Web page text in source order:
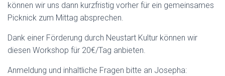
können wir uns dann kurzfristig vorher für ein gemeinsames
Picknick zum Mittag absprechen.
Dank einer Förderung durch Neustart Kultur können wir
diesen Workshop für 20€/Tag anbieten.
Anmeldung und inhaltliche Fragen bitte an Josepha: